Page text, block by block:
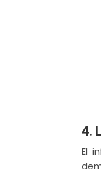
4.
El